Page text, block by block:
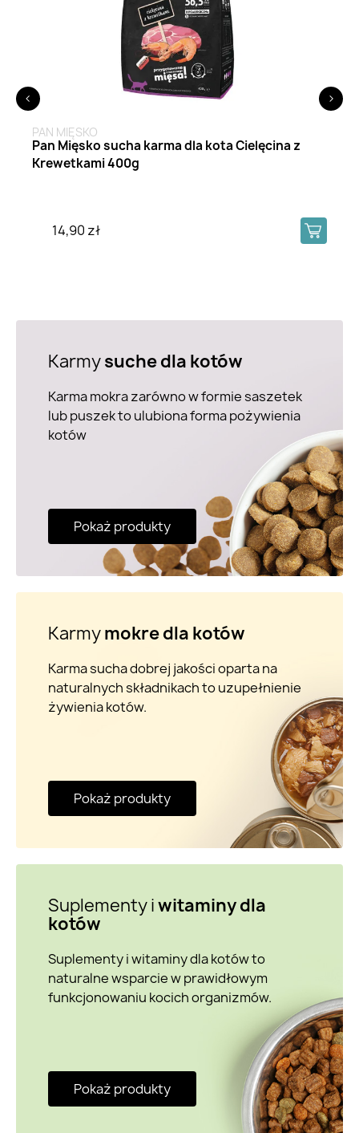
< >
PAN MIĘSKO
Pan Mięsko sucha karma dla kota Cielęcina z
Krewetkami 400g
14,90 zł
Karmysuche dla kotów
Karma mokra zarówno w formie saszetek
lub puszek to ulubiona forma pożywienia
kotów
Pokaż produkty
Karmymokre dla kotów
Karma sucha dobrej jakości oparta na
naturalnych składnikach to uzupełnienie
żywienia kotów.
Pokaż produkty
Suplementy iwitaminy dla
kotów
Suplementy i witaminy dla kotów to
naturalne wsparcie w prawidłowym
funkcjonowaniu kocich organizmów.
Pokaż produkty